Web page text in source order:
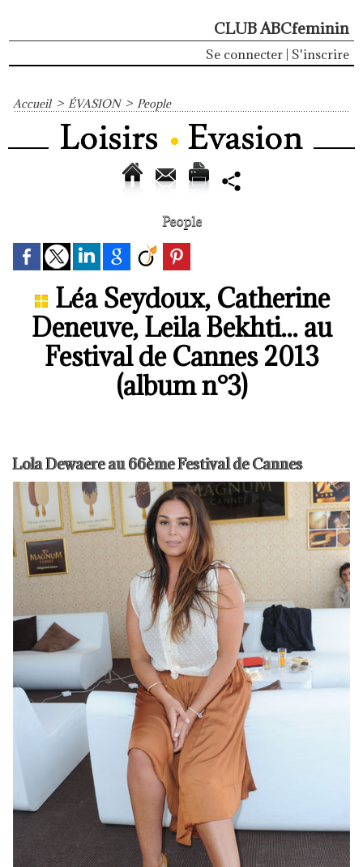
CLUB ABCfeminin
Se connecter S'inscrire
Accueil > ÉVASION > People
People
Léa Seydoux, Catherine
Deneuve, Leila Bekhti... au
Festival de Cannes 2013
(album n°3)
Lola Dewaere au 66ème Festival de Cannes